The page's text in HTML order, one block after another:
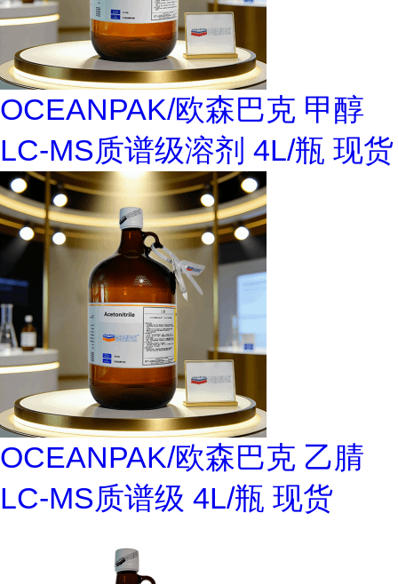
OCEANPAK/欧森巴克 甲醇
LC-MS质谱级溶剂 4L/瓶 现货
OCEANPAK/欧森巴克 乙腈
LC-MS质谱级 4L/瓶 现货